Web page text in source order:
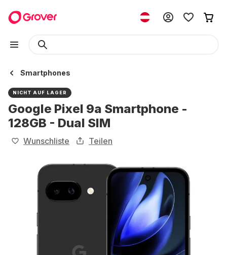
Smartphones
NICHT AUF LAGER
Google Pixel 9a Smartphone -
128GB - Dual SIM
Wunschliste Teilen